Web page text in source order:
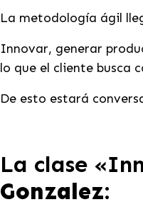
La metodología ágil
Innovar, generar
lo que el cliente busca
De esto estará
La clase
Gonzalez: